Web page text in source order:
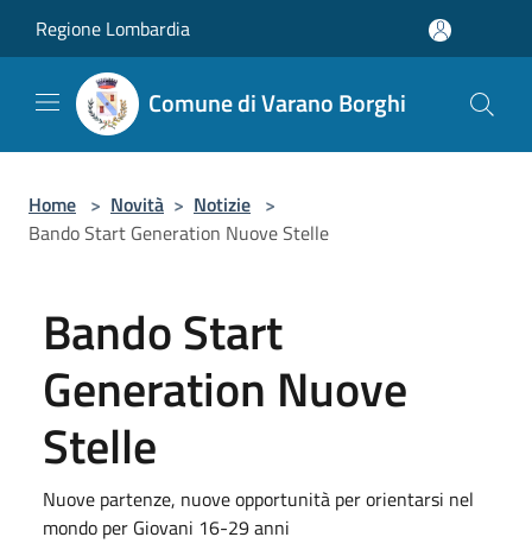
Regione Lombardia
Comune di Varano Borghi
Home > Novità > Notizie >
Bando Start Generation Nuove Stelle
Bando Start
Generation Nuove
Stelle
Nuove partenze, nuove opportunità per orientarsi nel
mondo per Giovani 16-29 anni